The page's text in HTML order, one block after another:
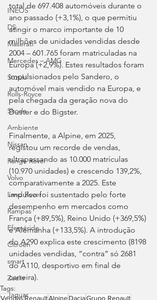
INEOS
DS
Maserati
Mercedes – AMG
Suzuki
Rolls-Royce
Skoda
Ambiente
Nissan
Range Rover
Volvo
Land Rover
Rampas
Efeméride
Citroën
smart
Zeekr
Jaguar
total de 697.408 automóveis durante o
ano passado (+3,1%), o que permitiu
atingir o marco importante de 10
milhões de unidades vendidas desde
2004 – 601.765 foram matriculadas na
Europa (+2,9%). Estes resultados foram
impulsionados pelo Sandero, o
automóvel mais vendido na Europa, e
pela chegada da geração nova do
Duster e do Bigster.
Finalmente, a Alpine, em 2025,
registou um recorde de vendas,
ultrapassando as 10.000 matrículas
(10.970 unidades) e crescendo 139,2%,
comparativamente a 2025. Este
impulso foi sustentado pelo forte
desempenho em mercados como
França (+89,5%), Reino Unido (+369,5%)
e Alemanha (+133,5%). A introdução
do A290 explica este crescimento (8198
unidades vendidas, “contra” só 2681
do A110, desportivo em final de
carreira).
Tags:
VendasRenaultAlpineDaciaGrupo Renault